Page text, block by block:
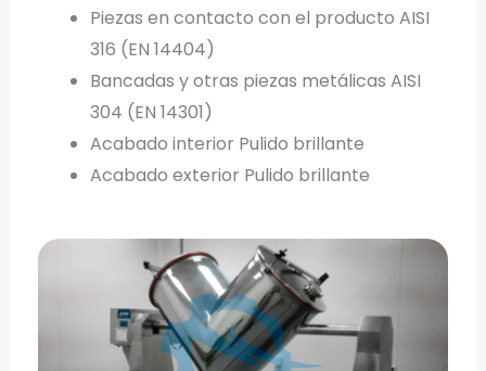
Piezas en contacto con el producto AISI
316 (EN 14404)
Bancadas y otras piezas metálicas AISI
304 (EN 14301)
Acabado interior Pulido brillante
Acabado exterior Pulido brillante